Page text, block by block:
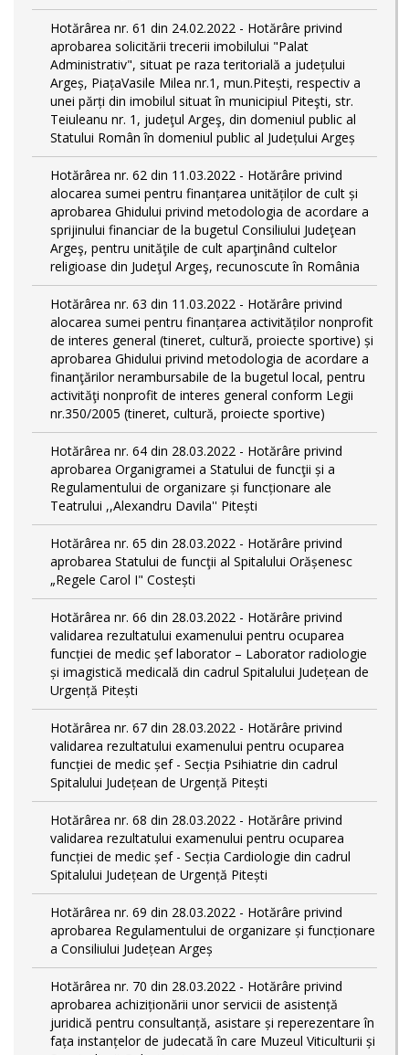
Hotărârea nr. 61 din 24.02.2022 - Hotărâre privind
aprobarea solicitării trecerii imobilului "Palat
Administrativ", situat pe raza teritorială a județului
Argeș, PiațaVasile Milea nr.1, mun.Pitești, respectiv a
unei părți din imobilul situat în municipiul Piteşti, str.
Teiuleanu nr. 1, judeţul Argeş, din domeniul public al
Statului Român în domeniul public al Județului Argeș
Hotărârea nr. 62 din 11.03.2022 - Hotărâre privind
alocarea sumei pentru finanțarea unităților de cult și
aprobarea Ghidului privind metodologia de acordare a
sprijinului financiar de la bugetul Consiliului Judeţean
Argeş, pentru unităţile de cult aparţinând cultelor
religioase din Judeţul Argeş, recunoscute în România
Hotărârea nr. 63 din 11.03.2022 - Hotărâre privind
alocarea sumei pentru finanțarea activităților nonprofit
de interes general (tineret, cultură, proiecte sportive) și
aprobarea Ghidului privind metodologia de acordare a
finanţărilor nerambursabile de la bugetul local, pentru
activităţi nonprofit de interes general conform Legii
nr.350/2005 (tineret, cultură, proiecte sportive)
Hotărârea nr. 64 din 28.03.2022 - Hotărâre privind
aprobarea Organigramei a Statului de funcţii și a
Regulamentului de organizare și funcționare ale
Teatrului ,,Alexandru Davila'' Pitești
Hotărârea nr. 65 din 28.03.2022 - Hotărâre privind
aprobarea Statului de funcţii al Spitalului Orășenesc
„Regele Carol I" Costești
Hotărârea nr. 66 din 28.03.2022 - Hotărâre privind
validarea rezultatului examenului pentru ocuparea
funcției de medic șef laborator – Laborator radiologie
și imagistică medicală din cadrul Spitalului Județean de
Urgență Pitești
Hotărârea nr. 67 din 28.03.2022 - Hotărâre privind
validarea rezultatului examenului pentru ocuparea
funcției de medic șef - Secția Psihiatrie din cadrul
Spitalului Județean de Urgență Pitești
Hotărârea nr. 68 din 28.03.2022 - Hotărâre privind
validarea rezultatului examenului pentru ocuparea
funcției de medic șef - Secția Cardiologie din cadrul
Spitalului Județean de Urgență Pitești
Hotărârea nr. 69 din 28.03.2022 - Hotărâre privind
aprobarea Regulamentului de organizare și funcționare
a Consiliului Județean Argeș
Hotărârea nr. 70 din 28.03.2022 - Hotărâre privind
aprobarea achiziționării unor servicii de asistență
juridică pentru consultanță, asistare și reperezentare în
fața instanțelor de judecată în care Muzeul Viticulturii și